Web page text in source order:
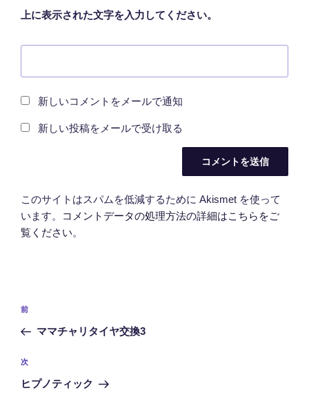
上に表示された文字を入力してください。
新しいコメントをメールで通知
新しい投稿をメールで受け取る
このサイトはスパムを低減するために Akismet を使って
います。
コメントデータの処理方法の詳細はこちらをご
覧ください。
投
ナ
ビ
ゲ
前
の
稿
前
ママチャリタイヤ交換3
次
の
次
ヒプノティック